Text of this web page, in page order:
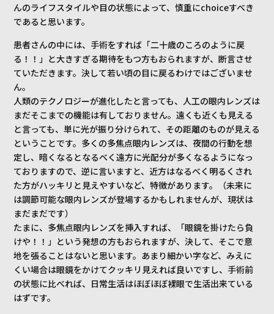
んのライフスタイルや目の状態によって、慎重にchoiceすべき
であると思います。
患者さんの中には、手術をすれば「二十歳のころのように戻
る！！」と大きすぎる期待をもつ方もおられますが、断言させ
ていただきます。決して若い頃の目に戻るわけではございませ
ん。
人類のテクノロジーが進化したと言っても、人工の眼内レンズは
まだそこまでの機能は有しておりません。遠くも近くも見える
と言っても、単に光が振り分けられて、その距離のものが見える
ということです。多くの多焦点眼内レンズは、夜間の行動を想
定し、暗くなるとなるべく遠方に光配分が多くなるようになっ
ておりますので、逆に言いますと、近方はなるべく明るくされ
た方がハッキリと見えやすいなど、特徴があります。（未来に
は調節可能な眼内レンズが登場するかもしれませんが、現状は
まだまだです）
たまに、多焦点眼内レンズを挿入すれば、「眼鏡を掛けたら負
けや！！」という発想の方もおられますが、決して、そこで意
地を張ることはないと思います。あまり細かい字など、みえに
くい場合は眼鏡をかけてクッキリ見えれば良いですし、手術前
の状態に比べれば、日常生活はほぼほぼ裸眼で生活出来ている
はずです。